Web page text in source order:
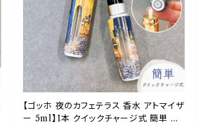
【ゴッホ 夜のカフェテラス 香水 アトマイザ
ー 5ml】1本 クイックチャージ式 簡単 ス